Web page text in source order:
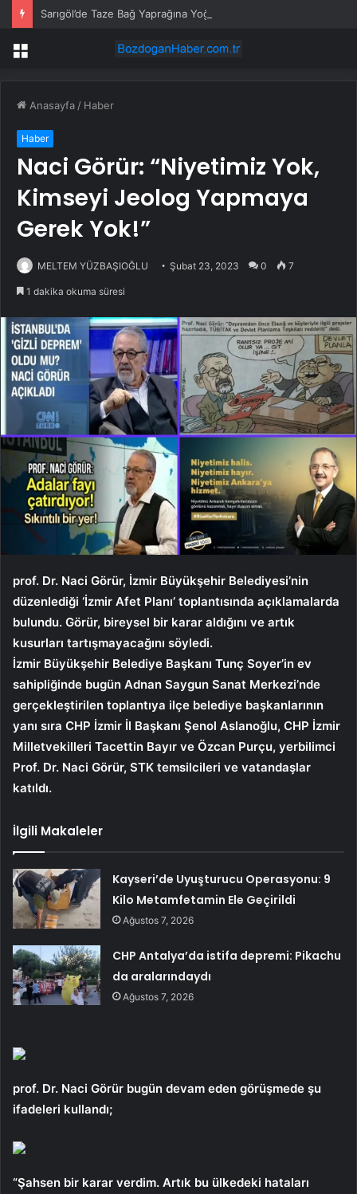
Sarıgöl’de Taze Bağ Yaprağına Yoğun İlgi
Menü
Anasayfa / Haber
Haber
Naci Görür: “Niyetimiz Yok,
Kimseyi Jeolog Yapmaya
Gerek Yok!”
MELTEM YÜZBAŞIOĞLU Şubat 23, 2023 0 7
1 dakika okuma süresi
prof. Dr. Naci Görür, İzmir Büyükşehir Belediyesi’nin
düzenlediği ‘İzmir Afet Planı’ toplantısında açıklamalarda
bulundu. Görür, bireysel bir karar aldığını ve artık
kusurları tartışmayacağını söyledi.
İzmir Büyükşehir Belediye Başkanı Tunç Soyer’in ev
sahipliğinde bugün Adnan Saygun Sanat Merkezi’nde
gerçekleştirilen toplantıya ilçe belediye başkanlarının
yanı sıra CHP İzmir İl Başkanı Şenol Aslanoğlu, CHP İzmir
Milletvekilleri Tacettin Bayır ve Özcan Purçu, yerbilimci
Prof. Dr. Naci Görür, STK temsilcileri ve vatandaşlar
katıldı.
İlgili Makaleler
Kayseri’de Uyuşturucu Operasyonu: 9
Kilo Metamfetamin Ele Geçirildi
Ağustos 7, 2026
CHP Antalya’da istifa depremi: Pikachu
da aralarındaydı
Ağustos 7, 2026
prof. Dr. Naci Görür bugün devam eden görüşmede şu
ifadeleri kullandı;
“Şahsen bir karar verdim. Artık bu ülkedeki hataları